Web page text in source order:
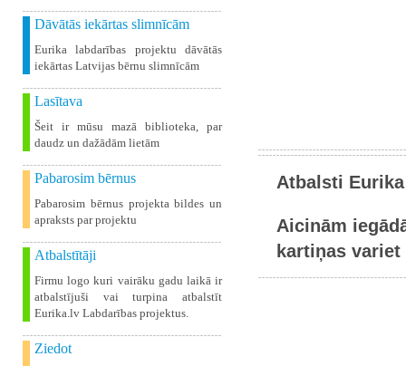
Dāvātās iekārtas slimnīcām
Eurika labdarības projektu dāvātās
iekārtas Latvijas bērnu slimnīcām
Lasītava
Šeit ir mūsu mazā biblioteka, par
daudz un dažādām lietām
Pabarosim bērnus
Pabarosim bērnus projekta bildes un
apraksts par projektu
Atbalstītāji
Firmu logo kuri vairāku gadu laikā ir
atbalstījuši vai turpina atbalstīt
Eurika.lv Labdarības projektus.
Ziedot
Atbalsti
Aicinām
kartiņas variet